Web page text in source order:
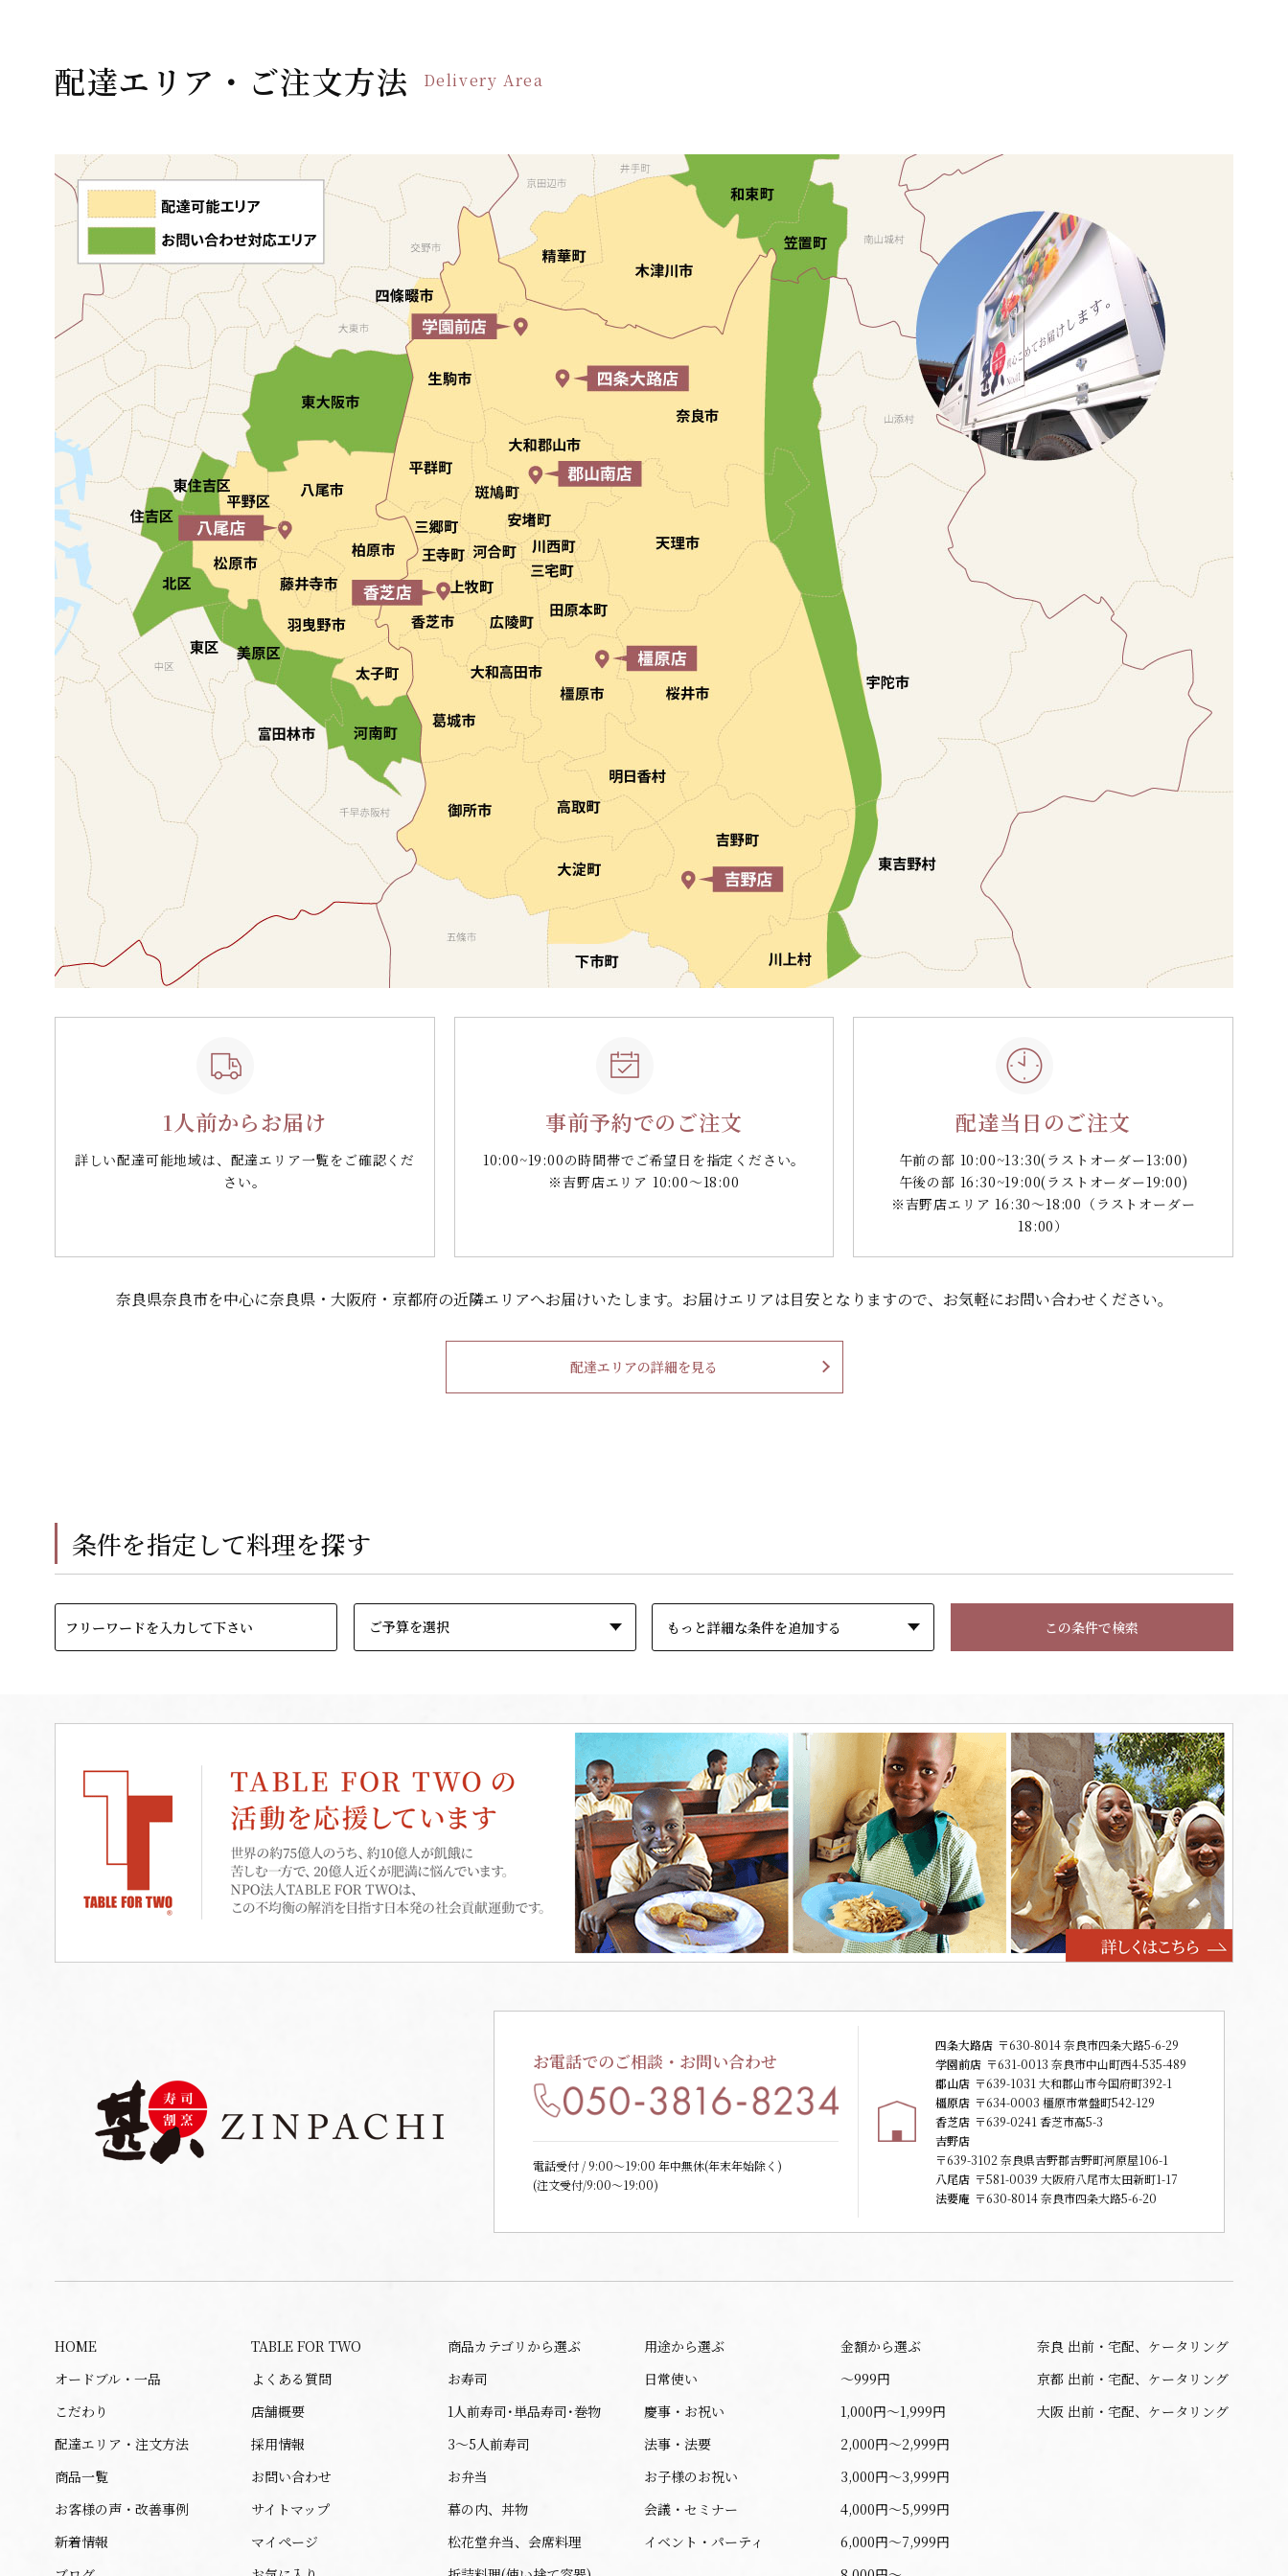
シ
ョ
配達エリア・ご注文方法 Delivery Area
1人前からお届け
詳しい配達可能地域は、配達エリア一覧をご確認くだ
さい。
事前予約でのご注文
10:00~19:00の時間帯で ご希望日を指定ください。
※吉野店エリア 10:00～18:00
配達当日のご注文
午前の部 10:00~13:30(ラストオーダー13:00)
午後の部 16:30~19:00(ラストオーダー19:00)
※吉野店エリア 16:30～18:00（ラストオーダー
18:00）
奈良県奈良市を中心に奈良県・大阪府・京都府の近隣エリアへお届けいたします。 お届けエリアは目安となりますので、 お気軽にお問い合わせください。
配達エリアの詳細を見る
条件を指定して料理を探す
もっと詳細な条件を追加する この条件で検索
お電話でのご相談・お問い合わせ
電話受付 / 9:00〜19:00 年中無休(年末年始除く)
(注文受付/9:00～19:00)
四条大路店 〒630-8014 奈良市四条大路5-6-29
学園前店 〒631-0013 奈良市中山町西4-535-489
郡山店 〒639-1031 大和郡山市今国府町392-1
橿原店 〒634-0003 橿原市常盤町542-129
香芝店 〒639-0241 香芝市高5-3
吉野店
〒639-3102 奈良県吉野郡吉野町河原屋106-1
八尾店 〒581-0039 大阪府八尾市太田新町1-17
法要庵 〒630-8014 奈良市四条大路5-6-20
HOME
オードブル・一品
こだわり
配達エリア・注文方法
商品一覧
お客様の声・改善事例
新着情報
TABLE FOR TWO
よくある質問
店舗概要
採用情報
お問い合わせ
サイトマップ
マイページ
商品カテゴリから選ぶ
お寿司
1人前寿司･単品寿司･巻物
3～5人前寿司
お弁当
幕の内、丼物
松花堂弁当、会席料理
用途から選ぶ
日常使い
慶事・お祝い
法事・法要
お子様のお祝い
会議・セミナー
イベント・パーティ
金額から選ぶ
〜999円
1,000円〜1,999円
2,000円〜2,999円
3,000円〜3,999円
4,000円〜5,999円
6,000円〜7,999円
奈良 出前・宅配、ケータリング
京都 出前・宅配、ケータリング
大阪 出前・宅配、ケータリング